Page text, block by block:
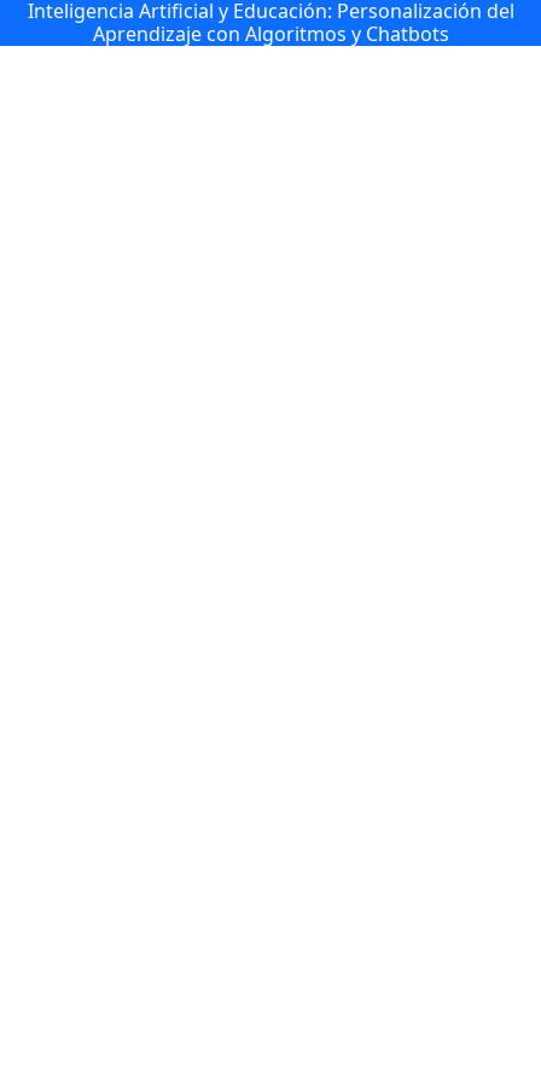
Inteligencia Artificial y Educación: Personalización del
Aprendizaje con Algoritmos y Chatbots